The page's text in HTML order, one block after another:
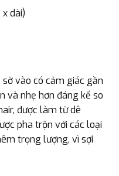
dài)
vào có cảm giác gần
và nhẹ hơn đáng kể so
được làm từ dê
pha trộn với các loại
trọng lượng, vì sợi